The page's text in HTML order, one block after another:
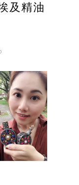
及精油